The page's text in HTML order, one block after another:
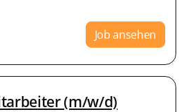
Job ansehen
(m/w/d)